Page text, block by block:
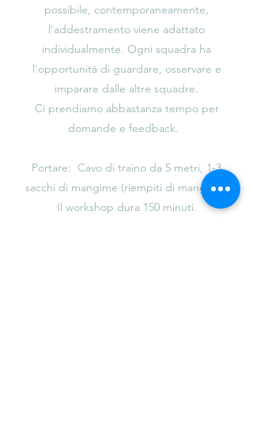
possibile, contemporaneamente,
l'addestramento viene adattato
individualmente. Ogni squadra ha
l'opportunità di guardare, osservare e
imparare dalle altre squadre.
Ci prendiamo abbastanza tempo per
domande e feedback.
Portare: Cavo di traino da 5 metri, 1-3
sacchi di mangime (riempiti di mangime)
Il workshop dura 150 minuti.